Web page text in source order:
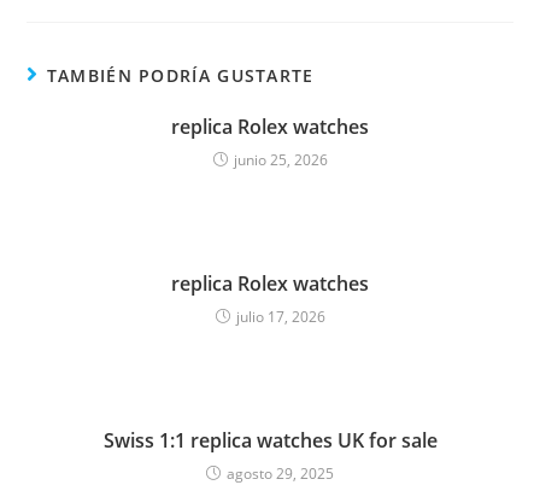
TAMBIÉN PODRÍA GUSTARTE
replica Rolex watches
junio 25, 2026
replica Rolex watches
julio 17, 2026
Swiss 1:1 replica watches UK for sale
agosto 29, 2025